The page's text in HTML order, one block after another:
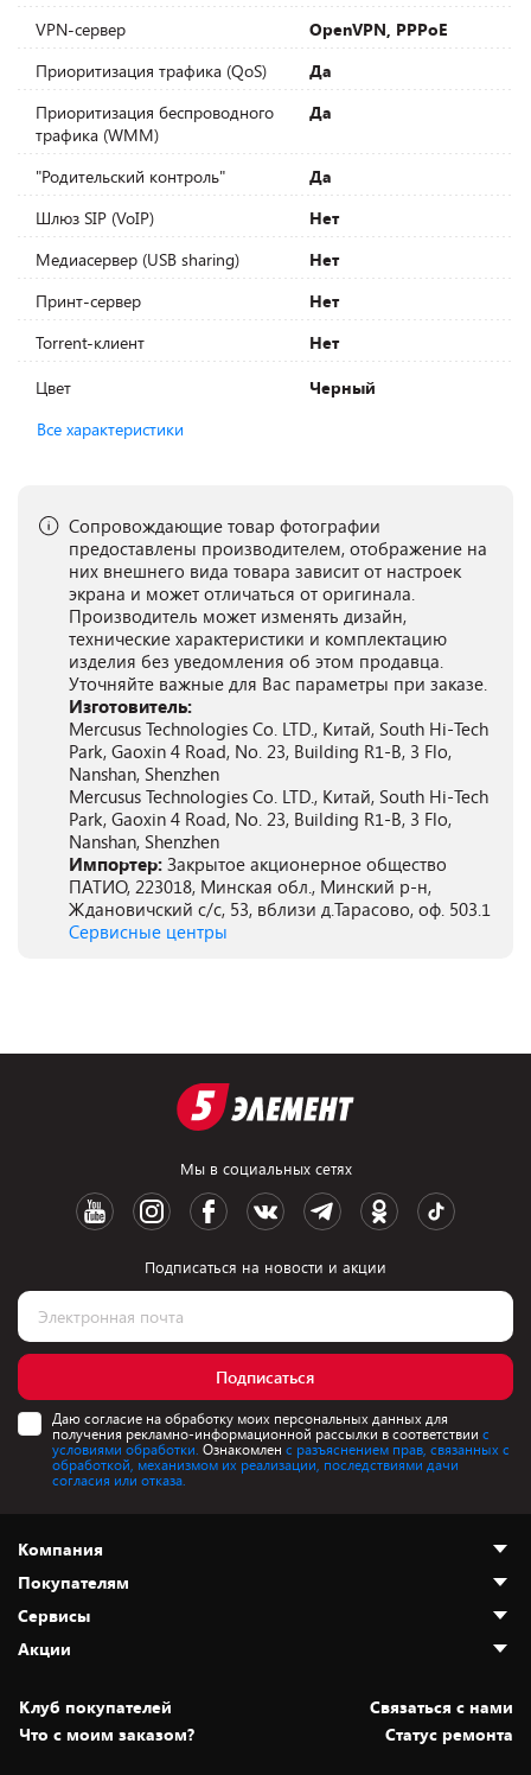
VPN-сервер
OpenVPN, PPPoE
Приоритизация трафика (QoS)
Да
Приоритизация беспроводного
трафика (WMM)
Да
"Родительский контроль"
Да
Шлюз SIP (VoIP)
Нет
Медиасервер (USB sharing)
Нет
Принт-сервер
Нет
Torrent-клиент
Нет
Цвет
Черный
Все характеристики
Сопровождающие товар фотографии
предоставлены производителем, отображение на
них внешнего вида товара зависит от настроек
экрана и может отличаться от оригинала.
Производитель может изменять дизайн,
технические характеристики и комплектацию
изделия без уведомления об этом продавца.
Уточняйте важные для Вас параметры при заказе.
Изготовитель:
Mercusus Technologies Co. LTD., Китай, South Hi-Tech
Park, Gaoxin 4 Road, No. 23, Building R1-B, 3 Flo,
Nanshan, Shenzhen
Mercusus Technologies Co. LTD., Китай, South Hi-Tech
Park, Gaoxin 4 Road, No. 23, Building R1-B, 3 Flo,
Nanshan, Shenzhen
Импортер: Закрытое акционерное общество
ПАТИО, 223018, Минская обл., Минский р-н,
Ждановичский с/с, 53, вблизи д.Тарасово, оф. 503.1
Сервисные центры
Мы в социальных сетях
Подписаться на новости и акции
Подписаться
Даю согласие на обработку моих персональных данных для
получения рекламно-информационной рассылки в соответствии с
условиями обработки. Ознакомлен с разъяснением прав, связанных с
обработкой, механизмом их реализации, последствиями дачи
согласия или отказа.
Компания
О нас
Адреса магазинов
Новости
Статьи и обзоры
Вакансии
Покупателям
Как сделать заказ
Оплата и доставка
Безналичный расчёт
Обмен и возврат товара
Сервисы
Установка техники
Для игровых консолей
Акции
Скидки и промокоды
Белорусские товары
Клуб покупателей
Cвязаться с нами
Что с моим заказом?
Статус ремонта